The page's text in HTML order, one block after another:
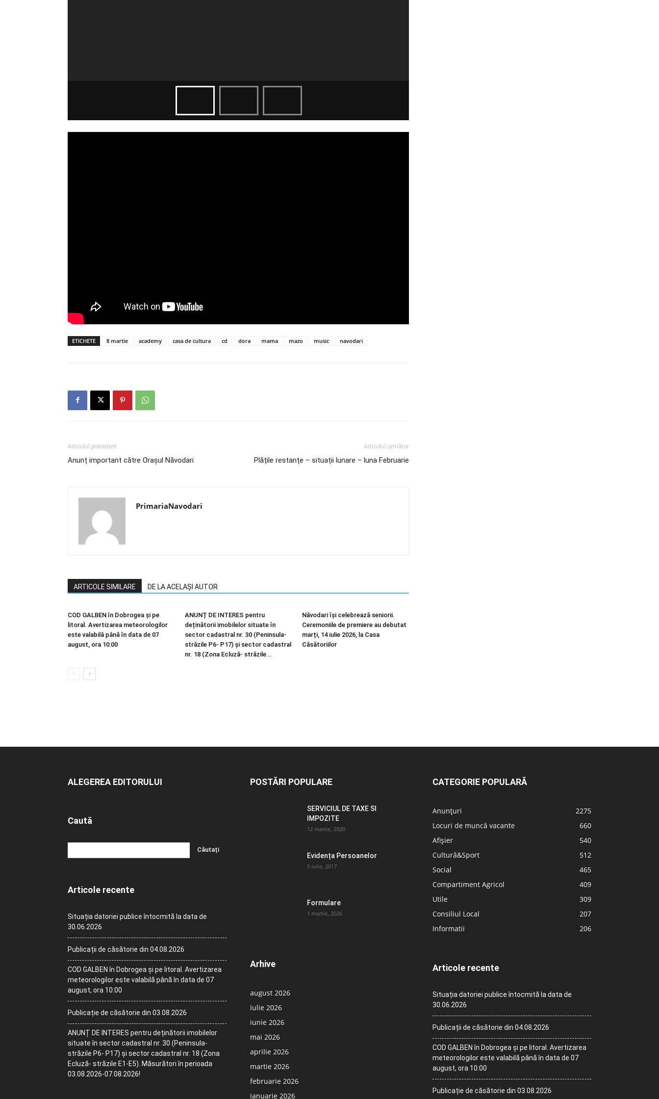
ETICHETE 8 martie academy casa de cultura cd dora mama mazo music navodari
Articolul precedent
Anunț important către Orașul Năvodari
Articolul următor
Plățile restanțe – situații lunare – luna Februarie
PrimariaNavodari
ARTICOLE SIMILARE DE LA ACELAȘI AUTOR
COD GALBEN în Dobrogea și pe
litoral. Avertizarea meteorologilor
este valabilă până în data de 07
august, ora 10:00
ANUNȚ DE INTERES pentru
deținătorii imobilelor situate în
sector cadastral nr. 30 (Peninsula-
străzile P6- P17) și sector cadastral
nr. 18 (Zona Ecluză- străzile...
Năvodari își celebrează seniorii.
Ceremoniile de premiere au debutat
marți, 14 iulie 2026, la Casa
Căsătoriilor
ALEGEREA EDITORULUI
Caută
Articole recente
Situația datoriei publice întocmită la data de
30.06.2026
Publicații de căsătorie din 04.08.2026
COD GALBEN în Dobrogea și pe litoral. Avertizarea
meteorologilor este valabilă până în data de 07
august, ora 10:00
Publicație de căsătorie din 03.08.2026
ANUNȚ DE INTERES pentru deținătorii imobilelor
situate în sector cadastral nr. 30 (Peninsula-
străzile P6- P17) și sector cadastral nr. 18 (Zona
Ecluză- străzile E1-E5). Măsurători în perioada
03.08.2026-07.08.2026!
POSTĂRI POPULARE
SERVICIUL DE TAXE SI
IMPOZITE
12 martie, 2020
Evidența Persoanelor
5 iulie, 2017
Formulare
1 martie, 2026
Arhive
august 2026
iulie 2026
iunie 2026
mai 2026
aprilie 2026
martie 2026
februarie 2026
ianuarie 2026
CATEGORIE POPULARĂ
Anunțuri
2275
Locuri de muncă vacante
660
Afișier
540
Cultură&Sport
512
Social
465
Compartiment Agricol
409
Utile
309
Consiliul Local
207
Informatii
206
Articole recente
Situația datoriei publice întocmită la data de
30.06.2026
Publicații de căsătorie din 04.08.2026
COD GALBEN în Dobrogea și pe litoral. Avertizarea
meteorologilor este valabilă până în data de 07
august, ora 10:00
Publicație de căsătorie din 03.08.2026